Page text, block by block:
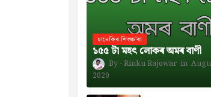
চানেকিৰ শিশুচ'ৰা
১৫৫ টা মহৎ লোকৰ অমৰ বাণী
Rinku Rajowar
2020